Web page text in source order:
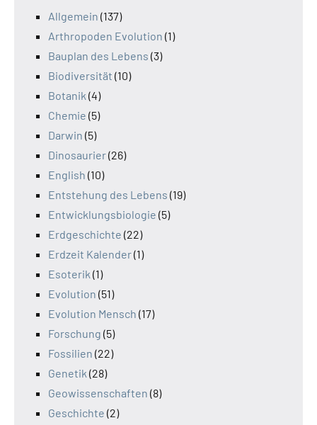
Allgemein (137)
Arthropoden Evolution (1)
Bauplan des Lebens (3)
Biodiversität (10)
Botanik (4)
Chemie (5)
Darwin (5)
Dinosaurier(26)
English (10)
Entstehung des Lebens (19)
Entwicklungsbiologie (5)
Erdgeschichte (22)
Erdzeit Kalender(1)
Esoterik (1)
Evolution (51)
Evolution Mensch (17)
Forschung (5)
Fossilien (22)
Genetik (28)
Geowissenschaften (8)
Geschichte (2)